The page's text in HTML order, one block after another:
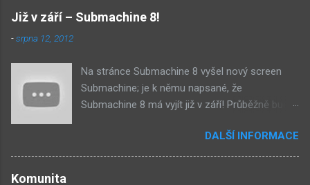
Již v září – Submachine 8!
-srpna 12, 2012
Na stránce Submachine 8 vyšel nový screen
Submachine; je k němu napsané, že
Submachine 8 má vyjít již v září! Průběžně budu
zveřejněný materiál ze Submachine 8. Zvukové
pozadí menu. První screen, který se na stránce
DALŠÍ INFORMACE
Komunita